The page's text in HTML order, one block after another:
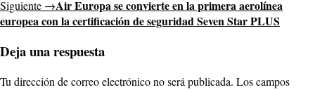
Siguiente →Air Europa se convierte en la primera aerolínea
europea con la certificación de seguridad Seven Star PLUS
Deja una respuesta
Tu dirección de correo electrónico no será publicada. Los campos